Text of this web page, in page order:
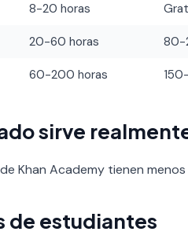
8-20 horas
20-60 horas 80-
60-200 horas
sirve
Khan Academy tienen
de estudiantes